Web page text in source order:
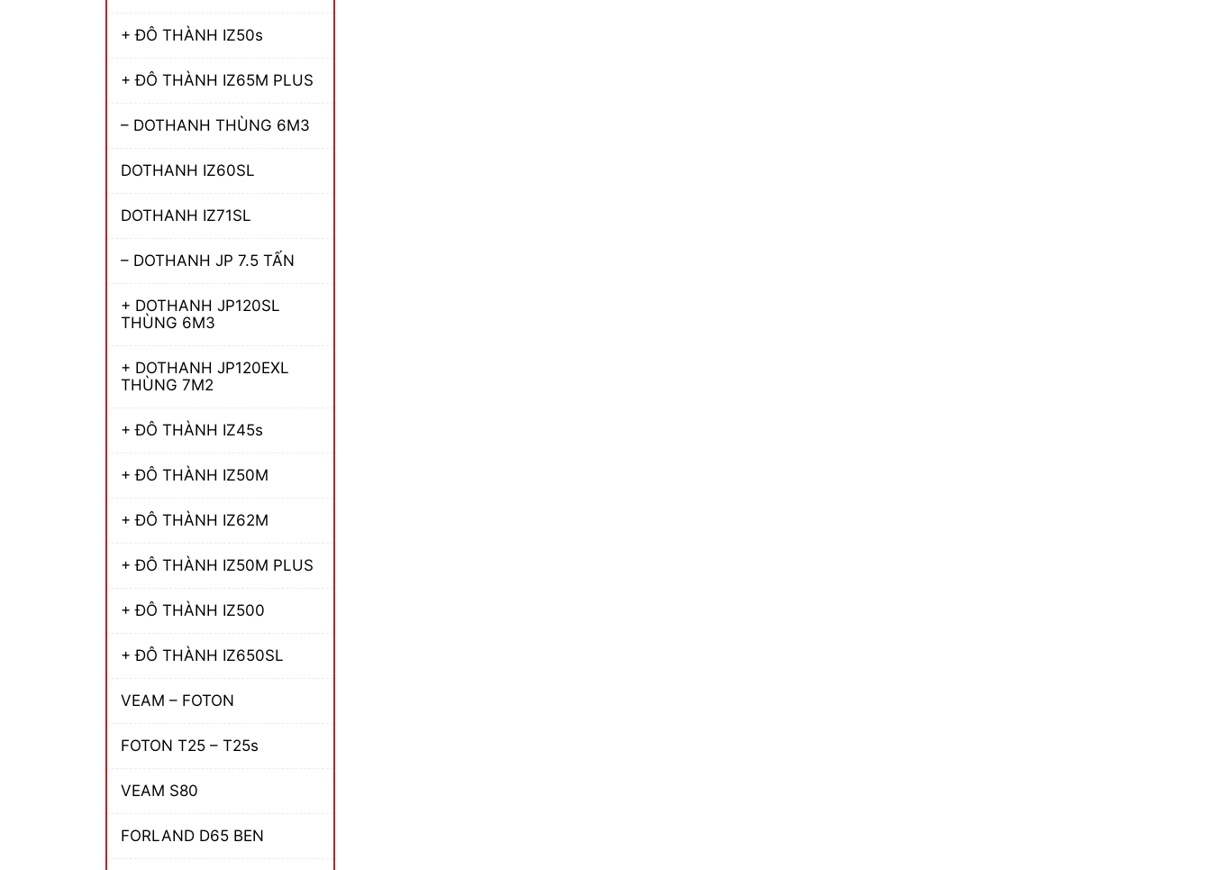
+ ĐÔ THÀNH IZ50s
+ ĐÔ THÀNH IZ65M PLUS
– DOTHANH THÙNG 6M3
DOTHANH IZ60SL
DOTHANH IZ71SL
– DOTHANH JP 7.5 TẤN
+ DOTHANH JP120SL
THÙNG 6M3
+ DOTHANH JP120EXL
THÙNG 7M2
+ ĐÔ THÀNH IZ45s
+ ĐÔ THÀNH IZ50M
+ ĐÔ THÀNH IZ62M
+ ĐÔ THÀNH IZ50M PLUS
+ ĐÔ THÀNH IZ500
+ ĐÔ THÀNH IZ650SL
VEAM – FOTON
FOTON T25 – T25s
VEAM S80
FORLAND D65 BEN